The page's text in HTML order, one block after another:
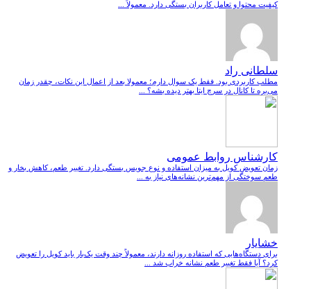
کیفیت محتوا و تعامل کاربران بستگی دارد. معمولاً ...
سلطانی راد
مطلب کاربردی بود. فقط یک سوال دارم؛ معمولا بعد از اعمال این نکات، چقدر زمان
می‌بره تا کانال در سرچ ایتا بهتر دیده بشه؟ ...
کارشناس روابط عمومی
زمان تعویض کویل به میزان استفاده و نوع جویس بستگی دارد. تغییر طعم، کاهش بخار و
طعم سوختگی از مهم‌ترین نشانه‌های نیاز به ...
خشایار
برای دستگاه‌هایی که استفاده روزانه دارند، معمولاً چند وقت یک‌بار باید کویل را تعویض
کرد؟ آیا فقط تغییر طعم نشانه خراب شد ...